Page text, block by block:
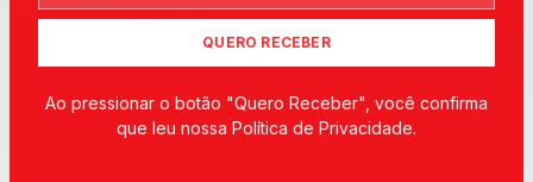
QUERO RECEBER
Ao pressionar o botão "Quero Receber", você confirma
que leu nossa Política de Privacidade.